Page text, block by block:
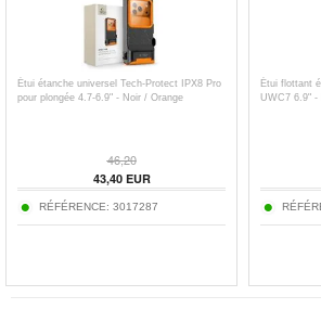
Étui étanche universel Tech-Protect IPX8 Pro
pour plongée 4.7-6.9" - Noir / Orange
46,20
43,40EUR
RÉFÉRENCE: 3017287
Étui flottant
UWC7 6.9" -